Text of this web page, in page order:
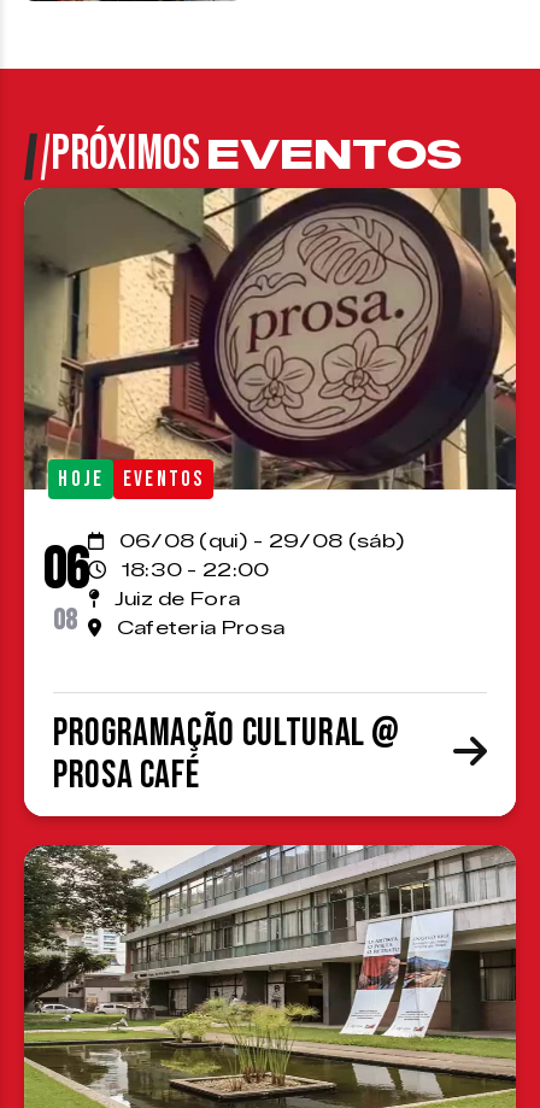
PRÓXIMOSEVENTOS
HOJE EVENTOS
06
08
06/08 (qui) - 29/08 (sáb)
18:30 - 22:00
Juiz de Fora
Cafeteria Prosa
Programação cultural @
Prosa Café